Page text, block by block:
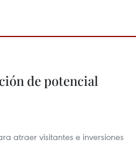
de potencial
atraer visitantes e inversiones